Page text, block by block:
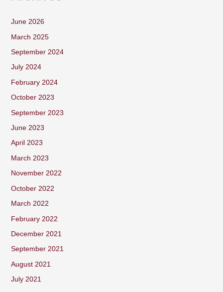
June 2026
March 2025
September 2024
July 2024
February 2024
October 2023
September 2023
June 2023
April 2023
March 2023
November 2022
October 2022
March 2022
February 2022
December 2021
September 2021
August 2021
July 2021